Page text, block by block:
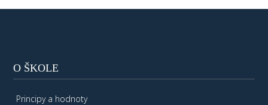
O ŠKOLE
Principy a hodnoty